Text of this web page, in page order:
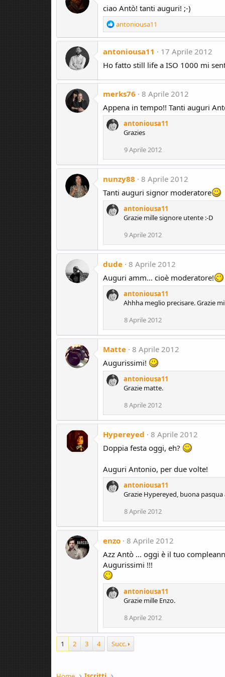
i
o
n
s
ciao Antò! tanti auguri! ;-)
R
e
a
c
i
o
s
:
antoniousa11
antoniousa11
17 Aprile 2012
Ho fatto still life a ISO 1000 mi
merks76
8 Aprile 2012
Appena in tempo!! Tanti auguri
antoniousa11
Grazies
9 Aprile 2012
nunzy88
8 Aprile 2012
Tanti auguri signor moderatore
antoniousa11
Grazie mille signore utente :-D
9 Aprile 2012
dude 8 Aprile 2012
Auguri amm... cioè moderatore!
antoniousa11
Ahhha meglio precisare. Grazie
8 Aprile 2012
Matte 8 Aprile 2012
Augurissimi!
antoniousa11
Grazie matte.
8 Aprile 2012
Hypereyed
8 Aprile 2012
Doppia festa oggi, eh?
Auguri Antonio, per due volte!
antoniousa11
Grazie Hypereyed, buona pasqua
8 Aprile 2012
enzo 8 Aprile 2012
Azz Antò ... oggi è il tuo
Augurissimi !!!
antoniousa11
Grazie mille Enzo.
8 Aprile 2012
1 2 3 4 Succ.